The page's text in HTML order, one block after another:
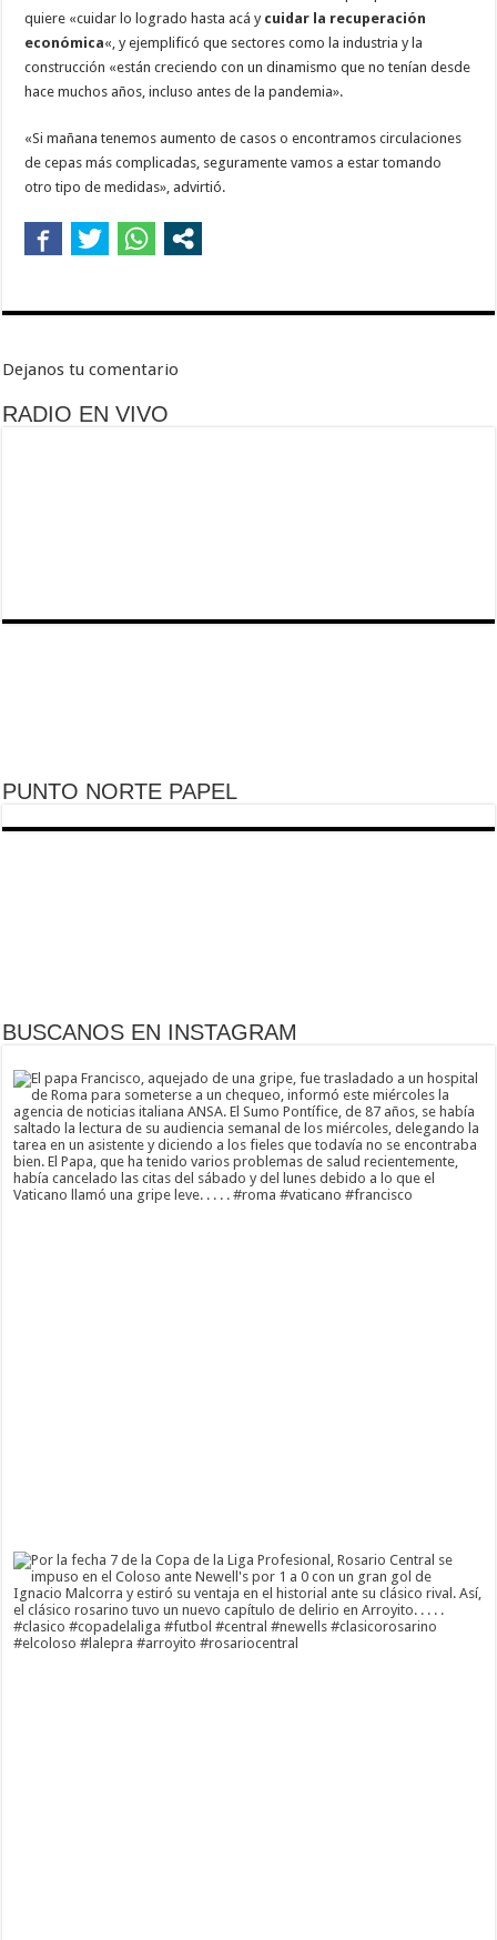
quiere «cuidar lo logrado hasta acá y cuidar la recuperación
económica«, y ejemplificó que sectores como la industria y la
construcción «están creciendo con un dinamismo que no tenían desde
hace muchos años, incluso antes de la pandemia».
«Si mañana tenemos aumento de casos o encontramos circulaciones
de cepas más complicadas, seguramente vamos a estar tomando
otro tipo de medidas», advirtió.
Dejanos tu comentario
RADIO EN VIVO
PUNTO NORTE PAPEL
BUSCANOS EN INSTAGRAM